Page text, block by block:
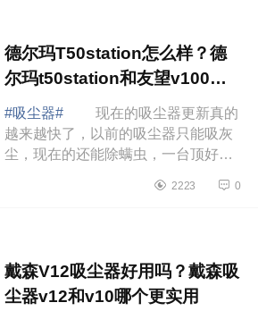
德尔玛T50station怎么样？德
尔玛t50station和友望v100对
比哪个好
#吸尘器#
现在的吸尘器更新真的
越来越快了，以前的吸尘器只能吸灰
尘，现在的还能除螨虫，一台顶好几
还有自动集尘，用起来是越来越方便
2223 0
戴森V12吸尘器好用吗？戴森吸
尘器v12和v10哪个更实用